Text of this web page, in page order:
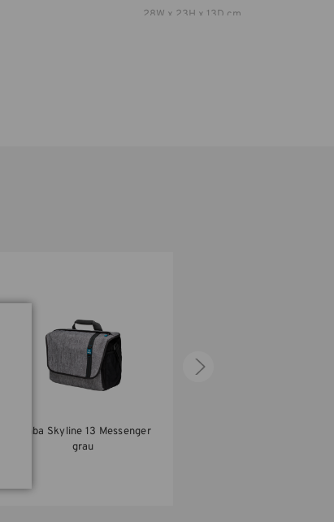
28W x 23H x 13D cm
Tenba Skyline 13 Messenger
grau